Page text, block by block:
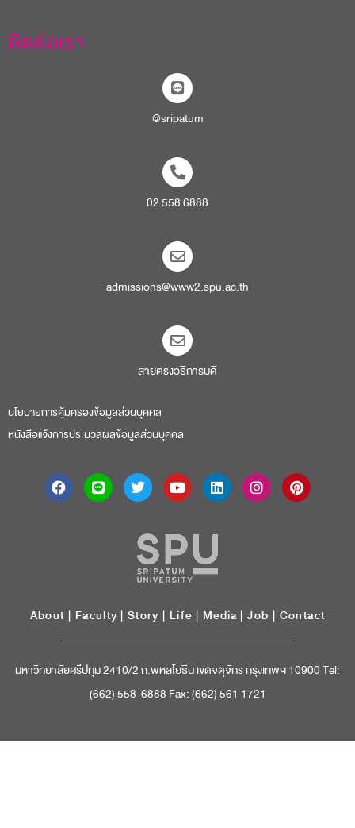
ติดต่อเรา
@sripatum
02 558 6888
admissions@www2.spu.ac.th
สายตรงอธิการบดี​
นโยบายการคุ้มครองข้อมูลส่วนบุคคล
หนังสือแจ้งการประมวลผลข้อมูลส่วนบุคคล
About | Faculty | Story | Life | Media |Job | Contact
มหาวิทยาลัยศรีปทุม 2410/2 ถ.พหลโยธิน เขตจตุจักร กรุงเทพฯ 10900 Tel:
(662) 558-6888 Fax: (662) 561 1721